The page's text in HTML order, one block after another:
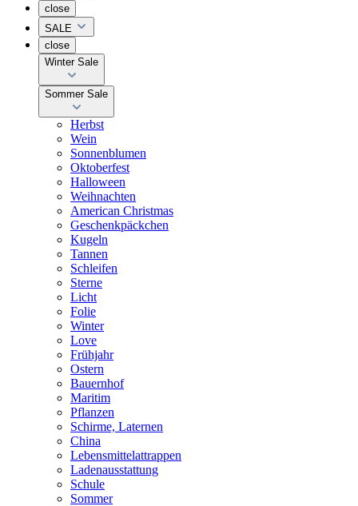
close
SALE
close
Winter Sale
Sommer Sale
Herbst
Wein
Sonnenblumen
Oktoberfest
Halloween
Weihnachten
American Christmas
Geschenkpäckchen
Kugeln
Tannen
Schleifen
Sterne
Licht
Folie
Winter
Love
Frühjahr
Ostern
Bauernhof
Maritim
Pflanzen
Schirme, Laternen
China
Lebensmittelattrappen
Ladenausstattung
Schule
Sommer